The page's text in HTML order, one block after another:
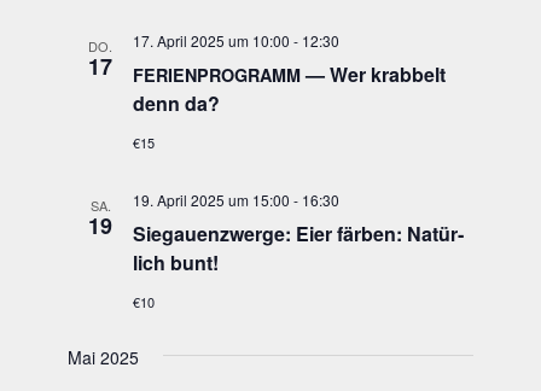
DO.
17 FERIENPROGRAMM— Wer krab­belt
denn da?
17. April 2025 um 10:00 - 12:30
€15
SA.
19
Sie­gau­enzwer­ge: Eier fär­ben: Natür­
lich bunt!
19. April 2025 um 15:00 - 16:30
€10
Mai 2025